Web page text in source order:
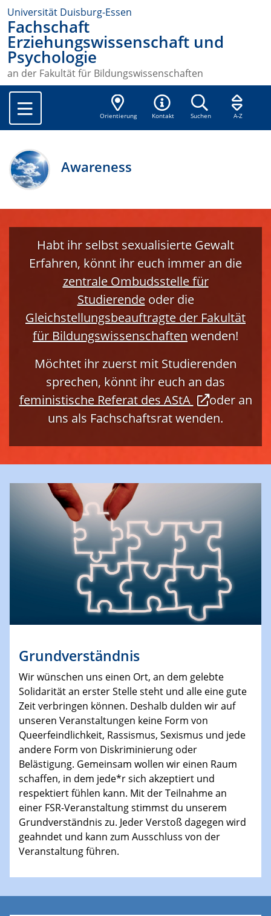
Universität Duisburg-Essen
Fachschaft
Erziehungswissenschaft und
Psychologie
an der Fakultät für Bildungswissenschaften
Orientierung Kontakt Suchen A-Z
Awareness
Habt ihr selbst sexualisierte Gewalt
Erfahren, könnt ihr euch immer an die
zentrale Ombudsstelle für
Studierendeoder die
Gleichstellungsbeauftragte der Fakultät
für Bildungswissenschaften wenden!
Möchtet ihr zuerst mit Studierenden
sprechen, könnt ihr euch an das
feministische Referat des AStA
oder an
uns als Fachschaftsrat wenden.
Grundverständnis
Wir wünschen uns einen Ort, an dem gelebte
Solidarität an erster Stelle steht und alle eine gute
Zeit verbringen können. Deshalb dulden wir auf
unseren Veranstaltungen keine Form von
Queerfeindlichkeit, Rassismus, Sexismus und jede
andere Form von Diskriminierung oder
Belästigung. Gemeinsam wollen wir einen Raum
schaffen, in dem jede*r sich akzeptiert und
respektiert fühlen kann. Mit der Teilnahme an
einer FSR-Veranstaltung stimmst du unserem
Grundverständnis zu. Jeder Verstoß dagegen wird
geahndet und kann zum Ausschluss von der
Veranstaltung führen.